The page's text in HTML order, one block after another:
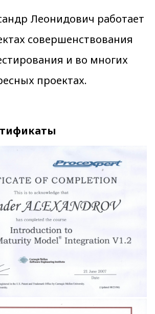
Леонидович работает
совершенствования
и во многих
проектах.